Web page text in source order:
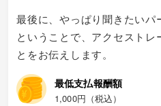
最後に、やっぱり聞きたいパ
ということで、アクセストレ
とをお伝えします。
最低支払報酬額
1,000円（税込）